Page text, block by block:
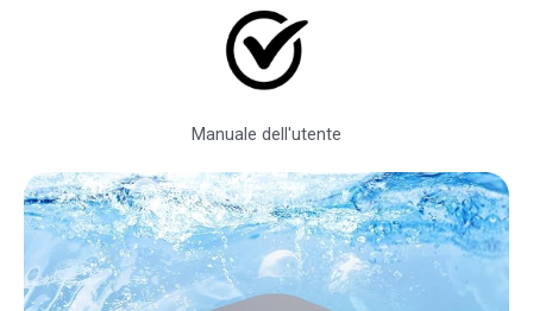
Manuale dell'utente